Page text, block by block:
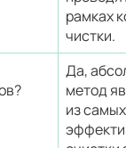
рамках
чистки.
Да,
метод
из